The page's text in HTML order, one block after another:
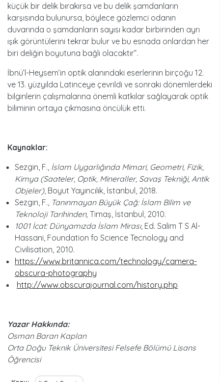
küçük bir delik bırakırsa ve bu delik şamdanların
karşısında bulunursa, böylece gözlemci odanın
duvarında o şamdanların sayısı kadar birbirinden ayrı
ışık görüntülerini tekrar bulur ve bu esnada onlardan her
biri deliğin boyutuna bağlı olacaktır”.
İbnü’l-Heysem’in optik alanındaki eserlerinin birçoğu 12.
ve 13. yüzyılda Latinceye çevrildi ve sonraki dönemlerdeki
bilginlerin çalışmalarına önemli katkılar sağlayarak optik
biliminin ortaya çıkmasına öncülük etti.
Kaynaklar:
Sezgin, F., İslam Uygarlığında Mimari, Geometri, Fizik,
Kimya (Saateler, Optik, Mineraller, Savaş Tekniği, Antik
Objeler), Boyut Yayıncılık, İstanbul, 2018.
Sezgin, F., Tanınmayan Büyük Çağ: İslam Bilim ve
Teknoloji Tarihinden, Timaş, İstanbul, 2010.
1001 İcat: Dünyamızda İslam Mirası, Ed. Salim T S Al-
Hassani, Foundation fo Science Tecnology and
Civilisation, 2010.
https://www.britannica.com/technology/camera-
obscura-photography
http://www.obscurajournal.com/history.php
Yazar Hakkında:
Osman Baran Kaplan
Orta Doğu Teknik Üniversitesi Felsefe Bölümü Lisans
Öğrencisi